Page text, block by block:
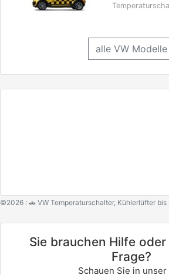
alle VW Modelle
©2026 : 🚗 VW Temperaturschalter, Kühlerlüfter
Sie brauchen Hilfe
Frage?
Schauen Sie in unser